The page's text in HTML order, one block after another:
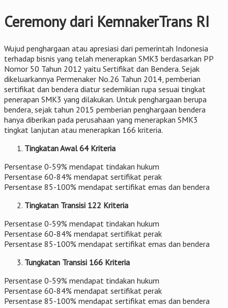
Ceremony dari KemnakerTrans RI
Wujud penghargaan atau apresiasi dari pemerintah Indonesia
terhadap bisnis yang telah menerapkan SMK3 berdasarkan PP
Nomor 50 Tahun 2012 yaitu Sertifikat dan Bendera. Sejak
dikeluarkannya Permenaker No.26 Tahun 2014, pemberian
sertifikat dan bendera diatur sedemikian rupa sesuai tingkat
penerapan SMK3 yang dilakukan. Untuk penghargaan berupa
bendera, sejak tahun 2015 pemberian penghargaan bendera
hanya diberikan pada perusahaan yang menerapkan SMK3
tingkat lanjutan atau menerapkan 166 kriteria.
Tingkatan Awal 64 Kriteria
Persentase 0-59% mendapat tindakan hukum
Persentase 60-84% mendapat sertifikat perak
Persentase 85-100% mendapat sertifikat emas dan bendera
Tingkatan Transisi 122 Kriteria
Persentase 0-59% mendapat tindakan hukum
Persentase 60-84% mendapat sertifikat perak
Persentase 85-100% mendapat sertifikat emas dan bendera
Tungkatan Transisi 166 Kriteria
Persentase 0-59% mendapat tindakan hukum
Persentase 60-84% mendapat sertifikat perak
Persentase 85-100% mendapat sertifikat emas dan bendera